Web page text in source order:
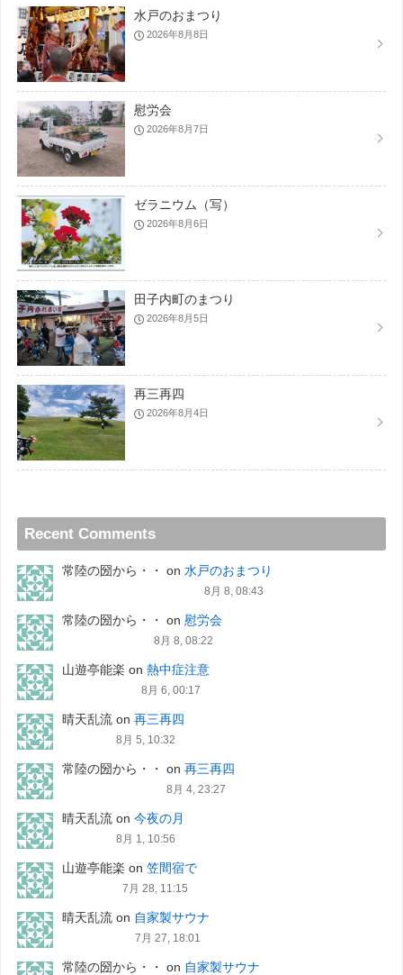
水戸のおまつり
2026年8月8日
慰労会
2026年8月7日
ゼラニウム（写）
2026年8月6日
田子内町のまつり
2026年8月5日
再三再四
2026年8月4日
Recent Comments
常陸の圀から・・ on 水戸のおまつり
8月 8, 08:43
常陸の圀から・・ on 慰労会
8月 8, 08:22
山遊亭能楽 on 熱中症注意
8月 6, 00:17
晴天乱流on 再三再四
8月 5, 10:32
常陸の圀から・・ on 再三再四
8月 4, 23:27
晴天乱流on 今夜の月
8月 1, 10:56
山遊亭能楽 on 笠間宿で
7月 28, 11:15
晴天乱流on 自家製サウナ
7月 27, 18:01
常陸の圀から・・ on 自家製サウナ